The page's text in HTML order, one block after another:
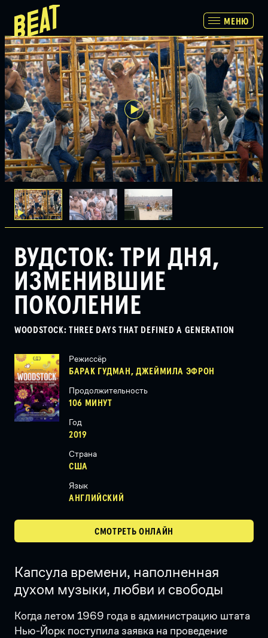
МЕНЮ
МЕНЮ
ПРОГРАММА
РАСПИСАНИЕ И БИЛЕТЫ
ПАРТНЕРАМ
О НАС
ВУДСТОК: ТРИ ДНЯ,
ИЗМЕНИВШИЕ
ПОКОЛЕНИЕ
WOODSTOCK: THREE DAYS THAT DEFINED A GENERATION
Режиссёр
БАРАК ГУДМАН, ДЖЕЙМИЛА ЭФРОН
Продолжительность
106 МИНУТ
Год
2019
Страна
США
Язык
АНГЛИЙСКИЙ
СМОТРЕТЬ ОНЛАЙН
Капсула времени, наполненная
духом музыки, любви и свободы
Когда летом 1969 года в администрацию штата
Нью-Йорк поступила заявка на проведение